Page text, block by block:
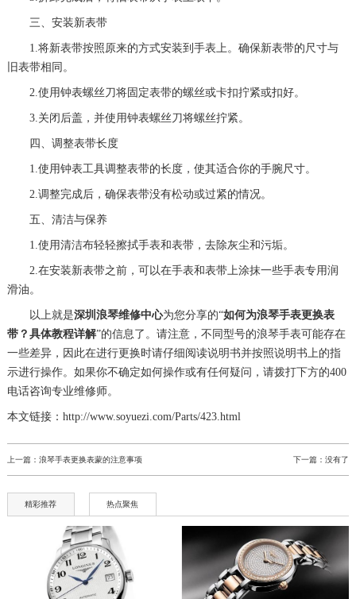
三、安装新表带
1.将新表带按照原来的方式安装到手表上。确保新表带的尺寸与
旧表带相同。
2.使用钟表螺丝刀将固定表带的螺丝或卡扣拧紧或扣好。
3.关闭后盖，并使用钟表螺丝刀将螺丝拧紧。
四、调整表带长度
1.使用钟表工具调整表带的长度，使其适合你的手腕尺寸。
2.调整完成后，确保表带没有松动或过紧的情况。
五、清洁与保养
1.使用清洁布轻轻擦拭手表和表带，去除灰尘和污垢。
2.在安装新表带之前，可以在手表和表带上涂抹一些手表专用润
滑油。
以上就是深圳浪琴维修中心为您分享的“如何为浪琴手表更换表
带？具体教程详解”的信息了。请注意，不同型号的浪琴手表可能存在
一些差异，因此在进行更换时请仔细阅读说明书并按照说明书上的指
示进行操作。如果你不确定如何操作或有任何疑问，请拨打下方的400
电话咨询专业维修师。
本文链接：http://www.soyuezi.com/Parts/423.html
上一篇： 浪琴手表更换表蒙的注意事项 下一篇：没有了
精彩推荐 热点聚焦